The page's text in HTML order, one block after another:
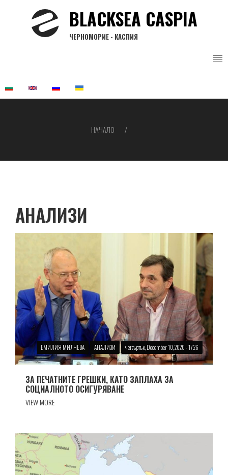
BLACKSEA CASPIA
ЧЕРНОМОРИЕ - КАСПИЯ
НАЧАЛО
АНАЛИЗИ
ЕМИЛИЯ МИЛЧЕВА АНАЛИЗИ четвъртък, December 10, 2020 - 17:26
ЗА ПЕЧАТНИТЕ ГРЕШКИ, КАТО ЗАПЛАХА ЗА
СОЦИАЛНОТО ОСИГУРЯВАНЕ
VIEW MORE